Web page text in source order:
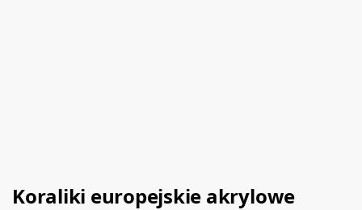
Koraliki europejskie akrylowe